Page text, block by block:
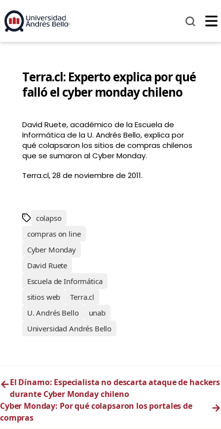
Terra.cl: Experto explica por qué
falló el cyber monday chileno
David Ruete, académico de la Escuela de
Informática de la U. Andrés Bello, explica por
qué colapsaron los sitios de compras chilenos
que se sumaron al Cyber Monday.
Terra.cl, 28 de noviembre de 2011.
colapso
compras on line
Cyber Monday
David Ruete
Escuela de Informática
sitios web
Terra.cl
U. Andrés Bello
unab
Universidad Andrés Bello
←El Dínamo: Especialista no descarta ataque de hackers
durante Cyber Monday chileno
Cyber Monday: Por qué colapsaron los portales de
compras
→